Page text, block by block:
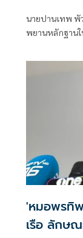
นายปานเทพ พั
พยานหลักฐานใ
พิกัดดาวเทียม
ยื่นตรงต่ออธิบ
'หมอพรทิ
เรือ ลักษณ